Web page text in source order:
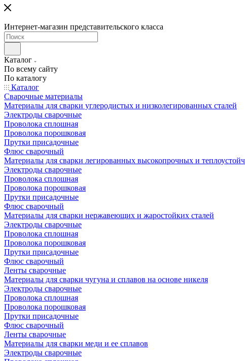
Интернет-магазин представительского класса
Каталог
По всему сайту
По каталогу
Каталог
Сварочные материалы
Материалы для сварки углеродистых и низколегированных сталей
Электроды сварочные
Проволока сплошная
Проволока порошковая
Прутки присадочные
Флюс сварочный
Материалы для сварки легированных высокопрочных и
Электроды сварочные
Проволока сплошная
Проволока порошковая
Прутки присадочные
Флюс сварочный
Материалы для сварки нержавеющих и жаростойких сталей
Электроды сварочные
Проволока сплошная
Проволока порошковая
Прутки присадочные
Флюс сварочный
Ленты сварочные
Материалы для сварки чугуна и сплавов на основе никеля
Электроды сварочные
Проволока сплошная
Проволока порошковая
Прутки присадочные
Флюс сварочный
Ленты сварочные
Материалы для сварки меди и ее сплавов
Электроды сварочные